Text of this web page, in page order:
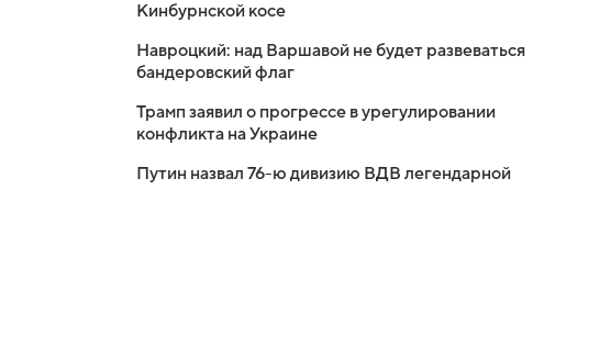
Кинбурнской косе
Навроцкий: над Варшавой не будет развеваться
бандеровский флаг
Трамп заявил о прогрессе в урегулировании
конфликта на Украине
Путин назвал 76-ю дивизию ВДВ легендарной